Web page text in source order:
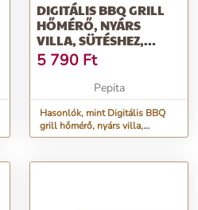
DIGITÁLIS BBQ GRILL
HŐMÉRŐ, NYÁRS
VILLA, SÜTÉSHEZ,
GRILLEZÉSHEZ,...
5 790 Ft
Pepita
Hasonlók, mint Digitális BBQ
grill hőmérő, nyárs villa,
sütéshez, grillezéshez,...